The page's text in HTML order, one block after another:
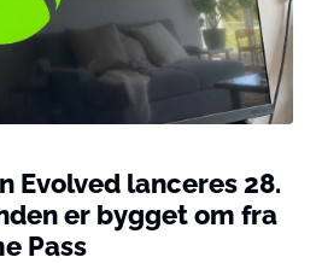
Evolved lanceres 28.
er bygget om fra
Pass